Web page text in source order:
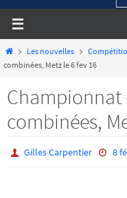
HomeLes nouvelles
combinées, Metz le 6 fev 16
Championnat
combinées,
Gilles Carpentier 8